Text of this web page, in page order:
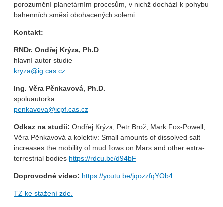
porozumění planetárním procesům, v nichž dochází k pohybu
bahenních směsí obohacených solemi.
Kontakt:
RNDr. Ondřej Krýza, Ph.D.
hlavní autor studie
kryza@ig.cas.cz
Ing. Věra Pěnkavová, Ph.D.
spoluautorka
penkavova@icpf.cas.cz
Odkaz na studii: Ondřej Krýza, Petr Brož, Mark Fox-Powell,
Věra Pěnkavová a kolektiv: Small amounts of dissolved salt
increases the mobility of mud flows on Mars and other extra-
terrestrial bodies https://rdcu.be/d94bF
Doprovodné video: https://youtu.be/jqozzfqYOb4
TZ ke stažení zde.